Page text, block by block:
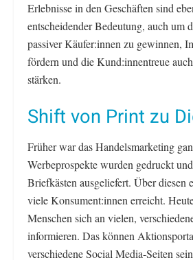
Erlebnisse in den Geschäften sind
entscheidender Bedeutung, auch um
passiver Käufer:innen zu gewinnen,
fördern und die Kund:innentreue
stärken.
Shift von Print zu
Früher war das Handelsmarketing
Werbeprospekte wurden gedruckt
Briefkästen ausgeliefert. Über diesen
viele Konsument:innen erreicht.
Menschen sich an vielen,
informieren. Das können
verschiedene Social Media-Seiten